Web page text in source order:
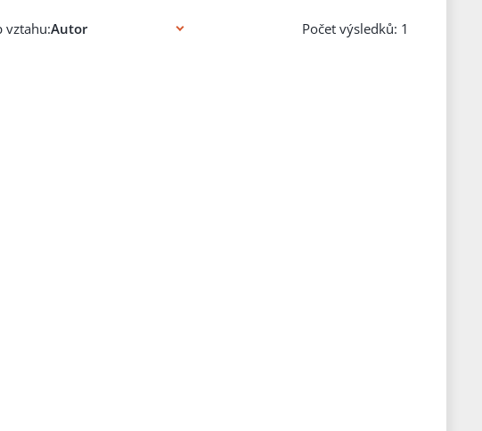
vztahu: Počet výsledků: 1